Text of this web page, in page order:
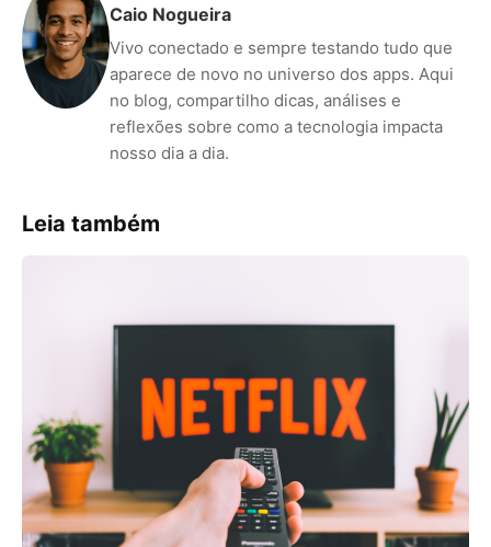
Caio Nogueira
Vivo conectado e sempre testando tudo que
aparece de novo no universo dos apps. Aqui
no blog, compartilho dicas, análises e
reflexões sobre como a tecnologia impacta
nosso dia a dia.
Leia também